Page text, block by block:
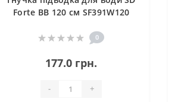
Forte ВВ 120 см SF391W120
0
177.0 грн.
- +